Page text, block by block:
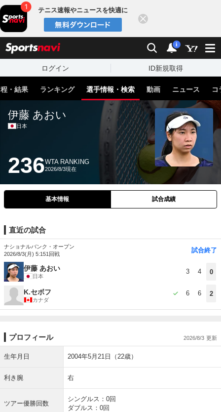
テニス速報やニュースを快適に
検索 通知
i
ログイン ID新規取得
・結果 ランキング 選手情報・検索 動画 ニュース コ
伊藤 あおい
日本
236WTA RANKING
2026/8/3現在
基本情報 試合成績
直近の試合
ナショナルバンク・オープン
2026/8/3(月) 5:151回戦 試合終了
伊藤 あおい
日本
3 4 0
K.セボフ
カナダ
6 6 2
プロフィール 2026/8/3
生年月日 2004年5月21日（22歳）
利き腕 右
ツアー優勝回数
シングルス：0回
ダブルス：0回